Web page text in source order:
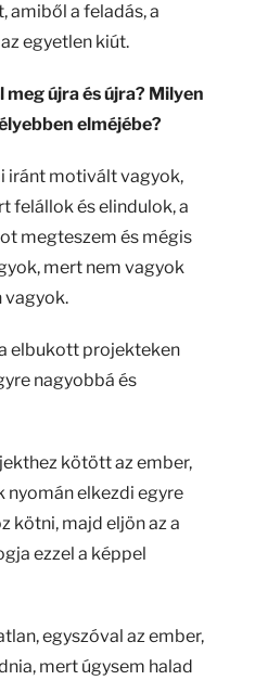
amiből a feladás, a
egyetlen kiút.
újra és újra? Milyen
elméjébe?
iránt motivált vagyok,
felállok és elindulok, a
megteszem és mégis
mert nem vagyok
vagyok.
elbukott projekteken
nagyobbá és
kötött az ember,
elkezdi egyre
kötni, majd eljön az a
ezzel a képpel
egyszóval az ember,
mert úgysem halad